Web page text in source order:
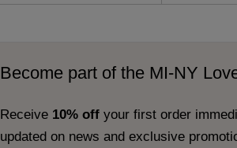
Become part of the MI-NY
Receive 10% off your first order
updated on news and exclusive